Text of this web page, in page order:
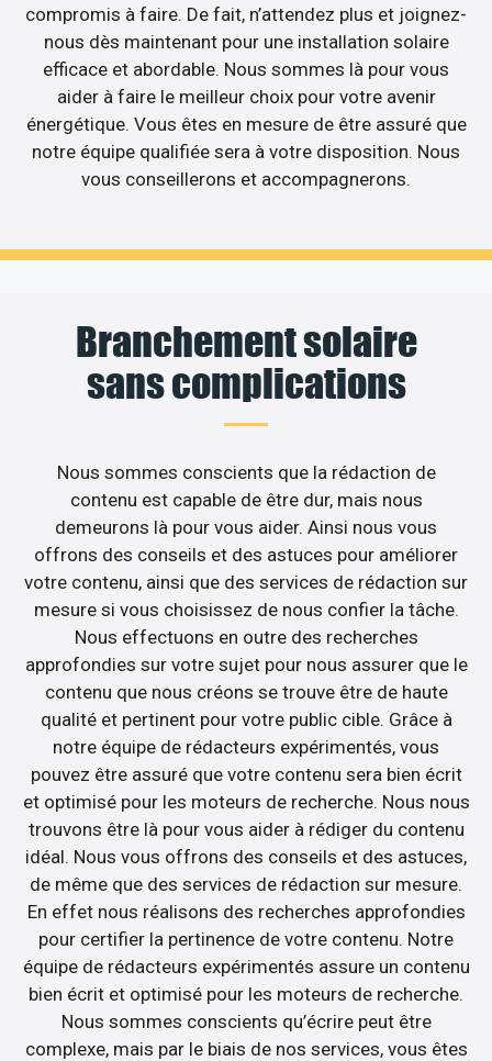
compromis à faire. De fait, n’attendez plus et joignez-
nous dès maintenant pour une installation solaire
efficace et abordable. Nous sommes là pour vous
aider à faire le meilleur choix pour votre avenir
énergétique. Vous êtes en mesure de être assuré que
notre équipe qualifiée sera à votre disposition. Nous
vous conseillerons et accompagnerons.
Branchement solaire
sans complications
Nous sommes conscients que la rédaction de
contenu est capable de être dur, mais nous
demeurons là pour vous aider. Ainsi nous vous
offrons des conseils et des astuces pour améliorer
votre contenu, ainsi que des services de rédaction sur
mesure si vous choisissez de nous confier la tâche.
Nous effectuons en outre des recherches
approfondies sur votre sujet pour nous assurer que le
contenu que nous créons se trouve être de haute
qualité et pertinent pour votre public cible. Grâce à
notre équipe de rédacteurs expérimentés, vous
pouvez être assuré que votre contenu sera bien écrit
et optimisé pour les moteurs de recherche. Nous nous
trouvons être là pour vous aider à rédiger du contenu
idéal. Nous vous offrons des conseils et des astuces,
de même que des services de rédaction sur mesure.
En effet nous réalisons des recherches approfondies
pour certifier la pertinence de votre contenu. Notre
équipe de rédacteurs expérimentés assure un contenu
bien écrit et optimisé pour les moteurs de recherche.
Nous sommes conscients qu’écrire peut être
complexe, mais par le biais de nos services, vous êtes